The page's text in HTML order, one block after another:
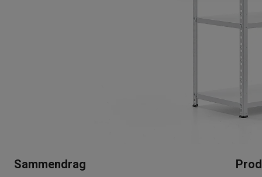
Sammendrag